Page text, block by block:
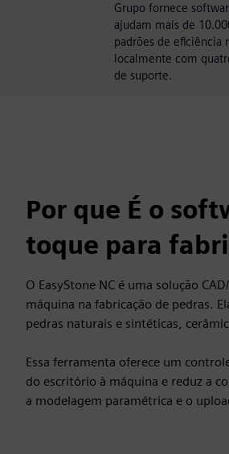
Grupo fornece
ajudam mais de
padrões de eficiência
localmente com
de suporte.
Por que É o
toque para
O EasyStone NC é uma solução
máquina na fabricação de pedras.
pedras naturais e sintéticas,
Essa ferramenta oferece um
do escritório à máquina e reduz a
a modelagem paramétrica e o